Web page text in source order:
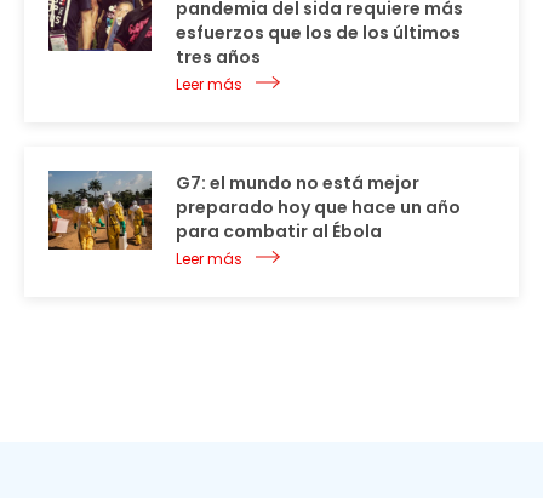
pandemia del sida requiere más
esfuerzos que los de los últimos
tres años
Leer más
G7: el mundo no está mejor
preparado hoy que hace un año
para combatir al Ébola
Leer más